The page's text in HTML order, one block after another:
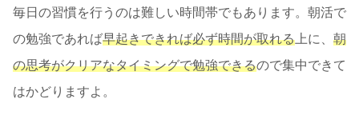
毎日の習慣を行うのは難しい時間帯でもあります。朝活で
の勉強であれば早起きできれば必ず時間が取れる 上に、 朝
の思考がクリアなタイミングで勉強できるので集中できて
はかどりますよ。